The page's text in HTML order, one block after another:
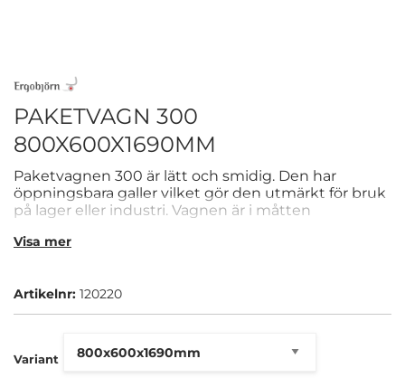
PAKETVAGN 300
800X600X1690MM
Paketvagnen 300 är lätt och smidig. Den har
öppningsbara galler vilket gör den utmärkt för bruk
på lager eller industri. Vagnen är i måtten
Visa mer
Artikelnr: 120220
Variant